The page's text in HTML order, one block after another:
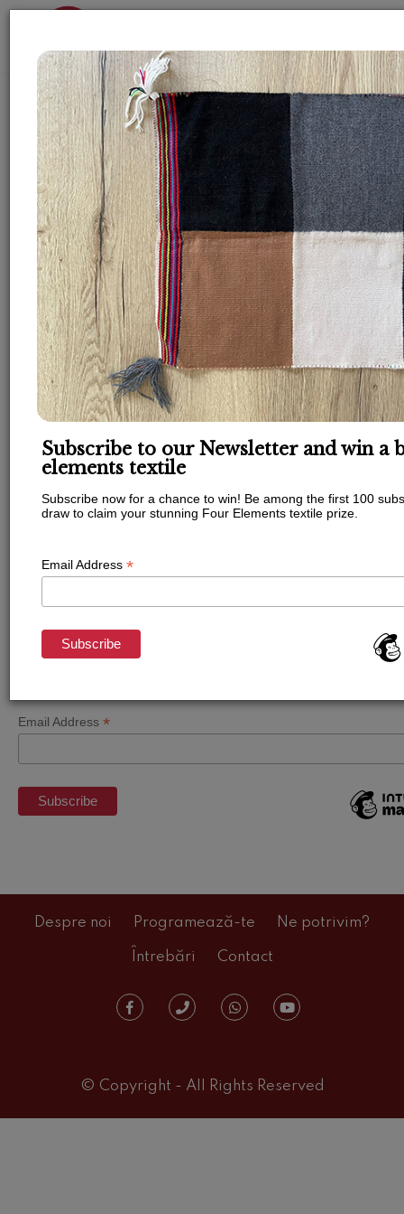
Înapoi
Nicoleta - București
Sandor, pentru mine a fost atât de intimă și
personală experiența că nu simt să-ți spun
decât
Mulțumesc, te iubesc. Atât.
Subscribe to our Newsletter and win a
elements textile
Email Address *
Despre noi Programează-te Ne potrivim?
Întrebări Contact
© Copyright - All Rights Reserved
Subscribe to our Newsletter and win a
elements textile
Subscribe now for a chance to win! Be among the first 100
draw to claim your stunning Four Elements textile prize.
Email Address *